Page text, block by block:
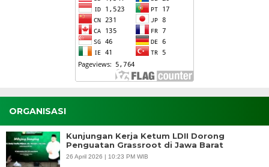
ORGANISASI
Kunjungan Kerja Ketum LDII Dorong
Penguatan Grassroot di Jawa Barat
26 April 2026 | 10:23 PM WIB